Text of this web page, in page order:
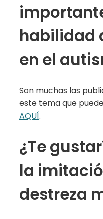
habilidad
en el
Son muchas las
este tema que
AQUÍ.
¿Te
la
destreza